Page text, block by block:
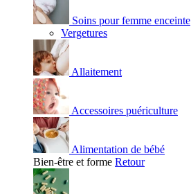
Soins pour femme enceinte
Vergetures
Allaitement
Accessoires puériculture
Alimentation de bébé
Bien-être et forme Retour